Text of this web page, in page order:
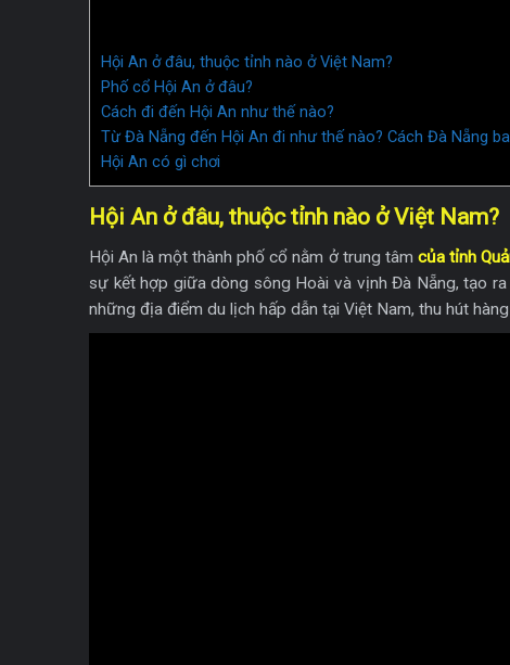
Hội An ở đâu, thuộc tỉnh nào ở Việt Nam?
Phố cổ Hội An ở đâu?
Cách đi đến Hội An như thế nào?
Từ Đà Nẵng đến Hội An đi như thế nào? Cách Đà Nẵng
Hội An có gì chơi
Hội An ở đâu, thuộc tỉnh nào ở Việt Nam?
Hội An là một thành phố cổ nằm ở trung tâm của tỉnh
sự kết hợp giữa dòng sông Hoài và vịnh Đà Nẵng, tạo
những địa điểm du lịch hấp dẫn tại Việt Nam, thu hút